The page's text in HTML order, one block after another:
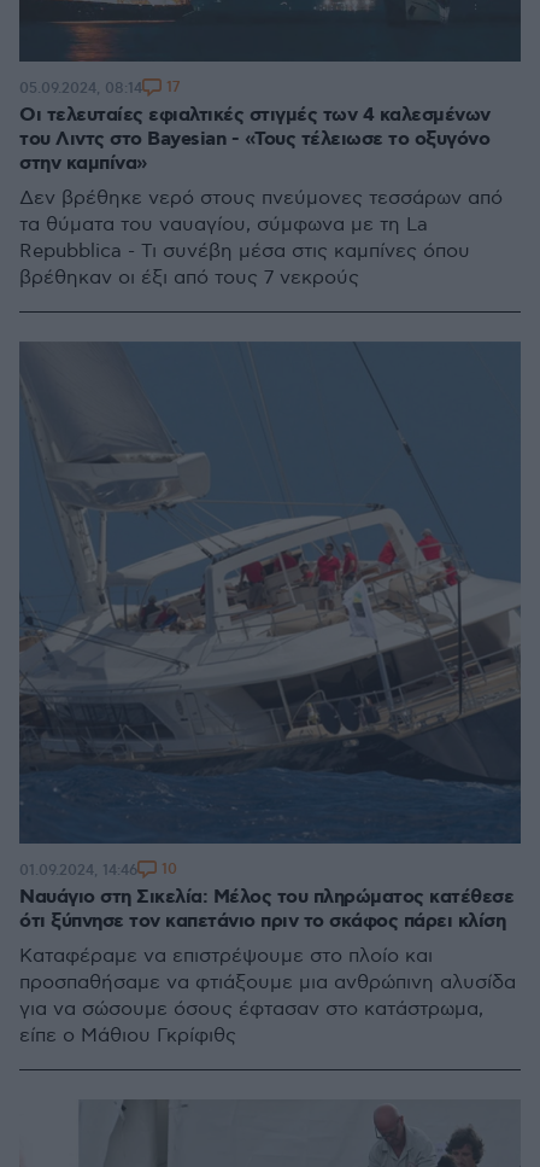
Οι τελευταίες εφιαλτικές στιγμές των 4 καλεσμένων
του Λιντς στο Bayesian - «Τους τέλειωσε το οξυγόνο
στην καμπίνα»
Δεν βρέθηκε νερό στους πνεύμονες τεσσάρων από
τα θύματα του ναυαγίου, σύμφωνα με τη La
Repubblica - Τι συνέβη μέσα στις καμπίνες όπου
βρέθηκαν οι έξι από τους 7 νεκρούς
05.09.2024, 08:14 17
Ναυάγιο στη Σικελία: Μέλος του πληρώματος κατέθεσε
ότι ξύπνησε τον καπετάνιο πριν το σκάφος πάρει κλίση
Καταφέραμε να επιστρέψουμε στο πλοίο και
προσπαθήσαμε να φτιάξουμε μια ανθρώπινη αλυσίδα
για να σώσουμε όσους έφτασαν στο κατάστρωμα,
είπε ο Μάθιου Γκρίφιθς
01.09.2024, 14:46 10